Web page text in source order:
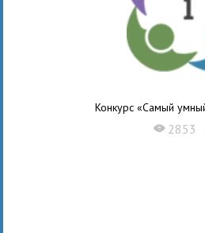
Конкурс «Самый
X 2853